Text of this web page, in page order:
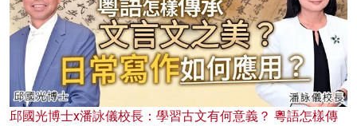
邱國光博士x潘詠儀校長：學習古文有何意義？ 粵語怎樣傳